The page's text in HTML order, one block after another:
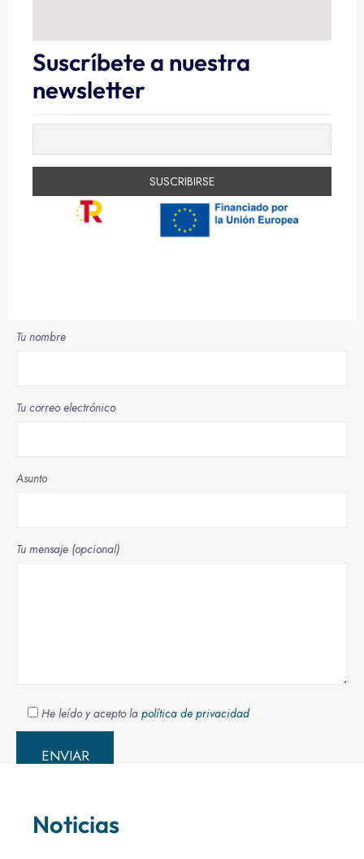
Suscríbete a nuestra
newsletter
Tu nombre
Tu correo electrónico
Asunto
Tu mensaje (opcional)
He leído y acepto la política de privacidad
Noticias